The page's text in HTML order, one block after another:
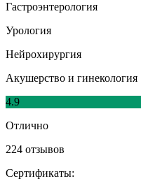
Гастроэнтерология
Урология
Нейрохирургия
Акушерство и гинекология
4.9
Отлично
224 отзывов
Сертификаты: